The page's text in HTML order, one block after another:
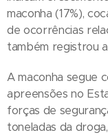
maconha (17%),
de ocorrências
também registrou
A maconha segue
apreensões no
forças de
toneladas da